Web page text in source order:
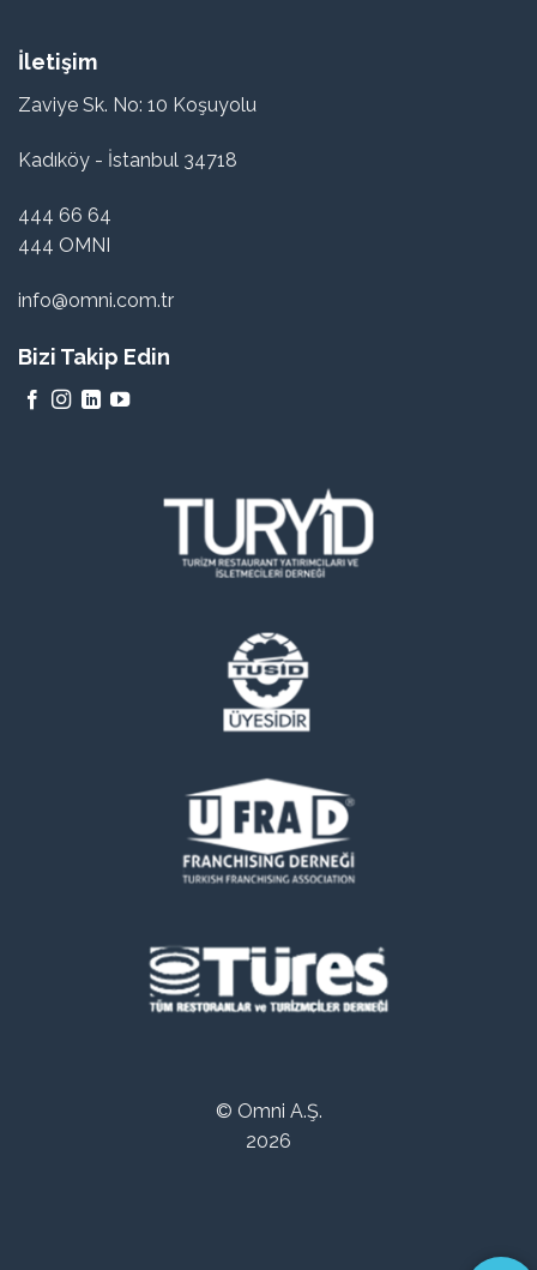
İletişim
Zaviye Sk. No: 10 Koşuyolu
Kadıköy - İstanbul 34718
444 66 64
444 OMNI
info@omni.com.tr
Bizi Takip Edin
© Omni A.Ş.
2026